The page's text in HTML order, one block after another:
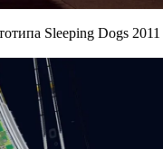
Sleeping Dogs 2011